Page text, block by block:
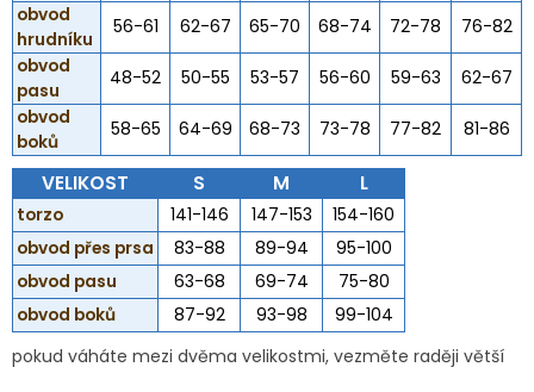
obvod
hrudníku
56-61 62-67 65-70 68-74 72-78
76-82
obvod
pasu
48-52 50-55 53-57 56-60 59-63
62-67
obvod
boků
58-65 64-69 68-73 73-78 77-82 81-86
VELIKOST S M L
torzo 141-146 147-153
154-160
obvod přes prsa
83-88 89-94
95-100
obvod pasu
63-68 69-74
75-80
obvod boků
87-92 93-98
99-104
pokud váháte mezi dvěma velikostmi, vezměte raději větší